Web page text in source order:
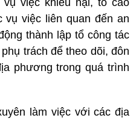
vụ việc liên quan đến an
thành lập tổ công tác
trách để theo dõi, đôn
phương trong quá trình
làm việc với các địa